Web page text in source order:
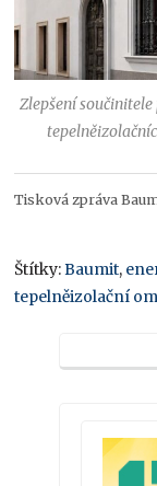
Zlepšení
Tisková zpráva
Štítky:Baumit,
tepelněizolační